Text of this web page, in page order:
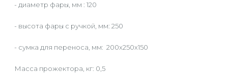
- диаметр фары, мм : 120
- высота фары с ручкой, мм: 250
- сумка для переноса, мм: 200х250х150
Масса прожектора, кг: 0,5